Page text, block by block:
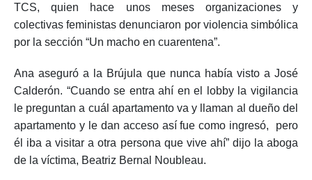
TCS, quien hace unos meses organizaciones y
colectivas feministas denunciaron por violencia simbólica
por la sección “Un macho en cuarentena”.
Ana aseguró a la Brújula que nunca había visto a José
Calderón. “Cuando se entra ahí en el lobby la vigilancia
le preguntan a cuál apartamento va y llaman al dueño del
apartamento y le dan acceso así fue como ingresó, pero
él iba a visitar a otra persona que vive ahí” dijo la aboga
de la víctima, Beatriz Bernal Noubleau.